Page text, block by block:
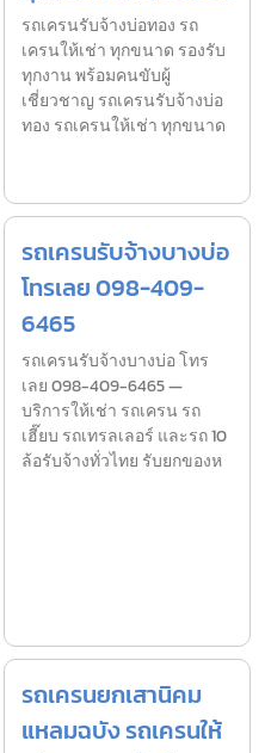
รถเครนรับจ้างบ่อทอง รถ
เครนให้เช่า ทุกขนาด รองรับ
ทุกงาน พร้อมคนขับผู้
เชี่ยวชาญ รถเครนรับจ้างบ่อ
ทอง รถเครนให้เช่า ทุกขนาด
รถเครนรับจ้างบางบ่อ
โทรเลย 098-409-
6465
รถเครนรับจ้างบางบ่อ โทร
เลย 098-409-6465 —
บริการให้เช่า รถเครน รถ
เฮี๊ยบ รถเทรลเลอร์ และรถ 10
ล้อรับจ้างทั่วไทย รับยกของห
รถเครนยกเสานิคม
แหลมฉบัง รถเครนให้